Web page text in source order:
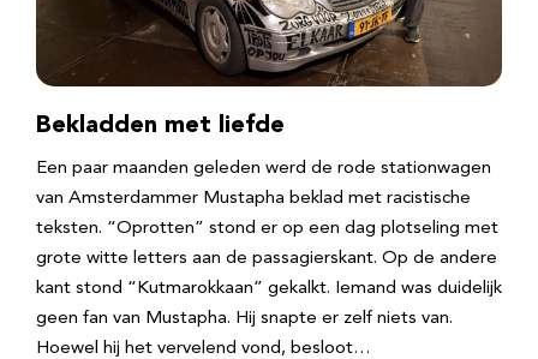
Bekladden met liefde
Een paar maanden geleden werd de rode stationwagen
van Amsterdammer Mustapha beklad met racistische
teksten. “Oprotten” stond er op een dag plotseling met
grote witte letters aan de passagierskant. Op de andere
kant stond “Kutmarokkaan” gekalkt. Iemand was duidelijk
geen fan van Mustapha. Hij snapte er zelf niets van.
Hoewel hij het vervelend vond, besloot…